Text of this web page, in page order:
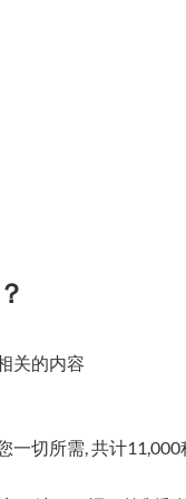
关的内容
切所需, 共计11,000